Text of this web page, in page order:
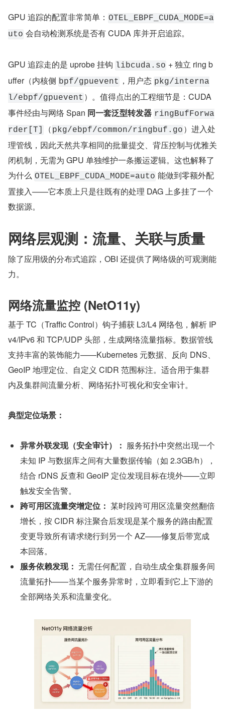
GPU 追踪的配置非常简单： OTEL_EBPF_CUDA_MODE=a
uto 会自动检测系统是否有 CUDA 库并开启追踪。
GPU 追踪走的是 uprobe 挂钩 libcuda.so + 独立 ring b
uffer（内核侧 bpf/gpuevent ，用户态 pkg/interna
l/ebpf/gpuevent ）。值得点出的工程细节是：CUDA
事件经由与网络 Span 同一套泛型转发器 ringBufForwa
rder[T]
（ pkg/ebpf/common/ringbuf.go ）进入处
理管线，因此天然共享相同的批量提交、背压控制与优雅关
闭机制，无需为 GPU 单独维护一条搬运逻辑。这也解释了
为什么 OTEL_EBPF_CUDA_MODE=auto 能做到零额外配
置接入——它本质上只是往既有的处理 DAG 上多挂了一个
数据源。
网络层观测：流量、关联与质量
除了应用级的分布式追踪，OBI 还提供了网络级的可观测能
力。
网络流量监控 (NetO11y)
基于 TC（Traffic Control）钩子捕获 L3/L4 网络包，解析 IP
v4/IPv6 和 TCP/UDP 头部，生成网络流量指标。数据管线
支持丰富的装饰能力——Kubernetes 元数据、反向 DNS、
GeoIP 地理定位、自定义 CIDR 范围标注。适合用于集群
内及集群间流量分析、网络拓扑可视化和安全审计。
典型定位场景：
异常外联发现（安全审计）： 服务拓扑中突然出现一个
未知 IP 与数据库之间有大量数据传输（如 2.3GB/h），
结合 rDNS 反查和 GeoIP 定位发现目标在境外——立即
触发安全告警。
跨可用区流量突增定位： 某时段跨可用区流量突然翻倍
增长，按 CIDR 标注聚合后发现是某个服务的路由配置
变更导致所有请求绕行到另一个 AZ——修复后带宽成
本回落。
服务依赖发现： 无需任何配置，自动生成全集群服务间
流量拓扑——当某个服务异常时，立即看到它上下游的
全部网络关系和流量变化。